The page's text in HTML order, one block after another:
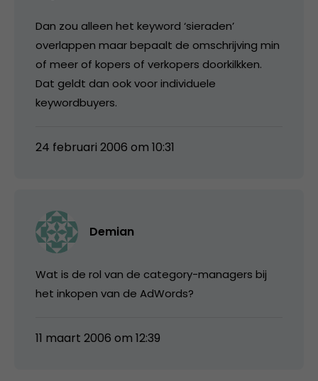
Dan zou alleen het keyword ‘sieraden’
overlappen maar bepaalt de omschrijving min
of meer of kopers of verkopers doorkilkken.
Dat geldt dan ook voor individuele
keywordbuyers.
24 februari 2006 om 10:31
Demian
Wat is de rol van de category-managers bij
het inkopen van de AdWords?
11 maart 2006 om 12:39